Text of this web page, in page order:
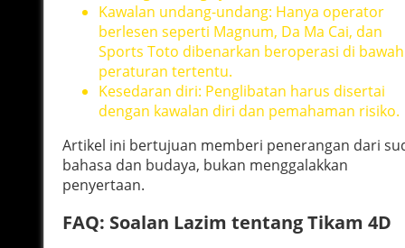
Kawalan undang-undang: Hanya operator
berlesen seperti Magnum, Da Ma Cai, dan
Sports Toto dibenarkan beroperasi di bawah
peraturan tertentu.
Kesedaran diri: Penglibatan harus disertai
dengan kawalan diri dan pemahaman risiko.
Artikel ini bertujuan memberi penerangan dari
bahasa dan budaya, bukan menggalakkan
penyertaan.
FAQ: Soalan Lazim tentang Tikam 4D